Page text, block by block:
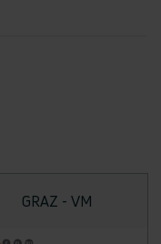
GRAZ - VM